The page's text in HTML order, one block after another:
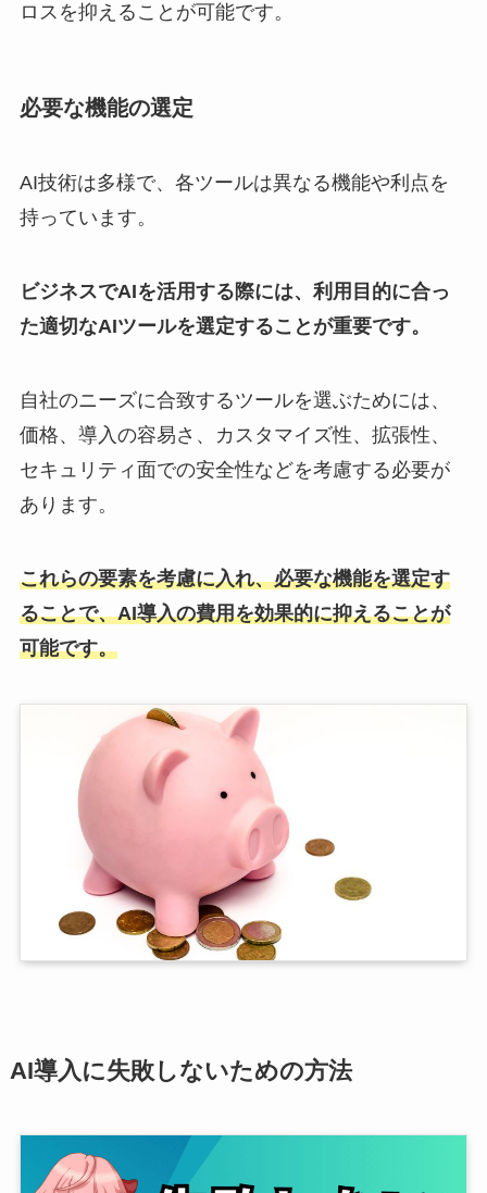
ロスを抑えることが可能です。
必要な機能の選定
AI技術は多様で、各ツールは異なる機能や利点を
持っています。
ビジネスでAIを活用する際には、利用目的に合っ
た適切なAIツールを選定することが重要です。
自社のニーズに合致するツールを選ぶためには、
価格、導入の容易さ、カスタマイズ性、拡張性、
セキュリティ面での安全性などを考慮する必要が
あります。
これらの要素を考慮に入れ、必要な機能を選定す
ることで、AI導入の費用を効果的に抑えることが
可能です。
AI導入に失敗しないための方法